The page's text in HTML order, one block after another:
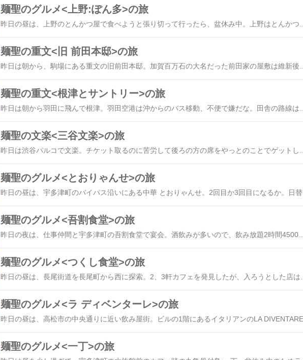
麺聖のグルメ<上野:ぽん多>の旅
麺聖の重文<旧 前田本邸>の旅
麺聖の重文<根津とサントリー>の旅
麺聖の文楽<三谷文楽>の旅
麺聖のグルメ<とおりゃんせ>の旅
昨日の昼は、宇多津町のバイパス沿いにある中華 とおりゃんせ。2回目か3回
麺聖のグルメ<吾割食堂>の旅
昨日の夜は、仕事仲間と宇多津町の吾割食堂で宴会。酒飲みが多いので、飲み放題2時間4500円コース。食べ物はコース料理でこんなんやこんなん。全部で7種かなぁ。私はすっかり飲めなくなったので生ビールとトマトチューハイで5杯だけ。でも一人平均10杯は飲んだような(笑)。締めのラーメンの後、アイスでお開き。平日で凄く空いてた〜。わざわざ宇多津まで飲みに来る人はそんなにいないか〜。
麺聖のグルメ<つくし食堂>の旅
麺聖のグルメ<ラ ディベンターレ>の旅
麺聖のグルメ<一丁>の旅